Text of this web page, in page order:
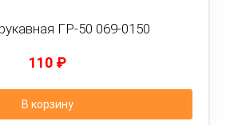
ГР-50 069-0150
110 ₽
В корзину